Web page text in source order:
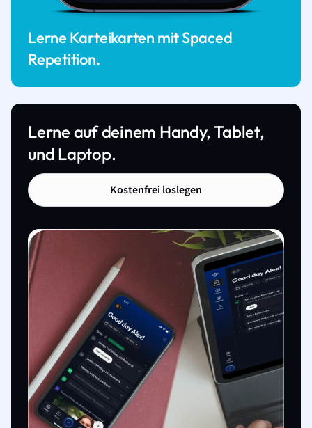
Lerne Karteikarten mit Spaced
Repetition.
Lerne auf deinem Handy, Tablet,
und Laptop.
Kostenfrei loslegen